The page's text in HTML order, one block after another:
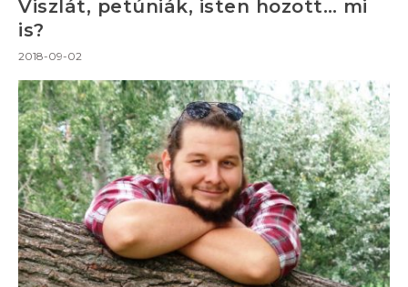
Viszlát, petúniák, isten hozott… mi
is?
2018-09-02